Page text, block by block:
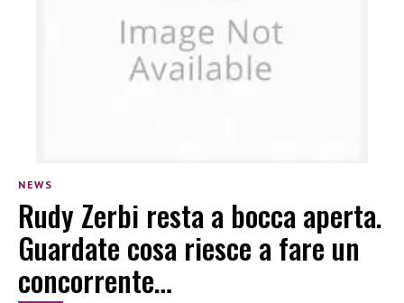
NEWS
Rudy Zerbi resta a bocca aperta.
Guardate cosa riesce a fare un
concorrente…